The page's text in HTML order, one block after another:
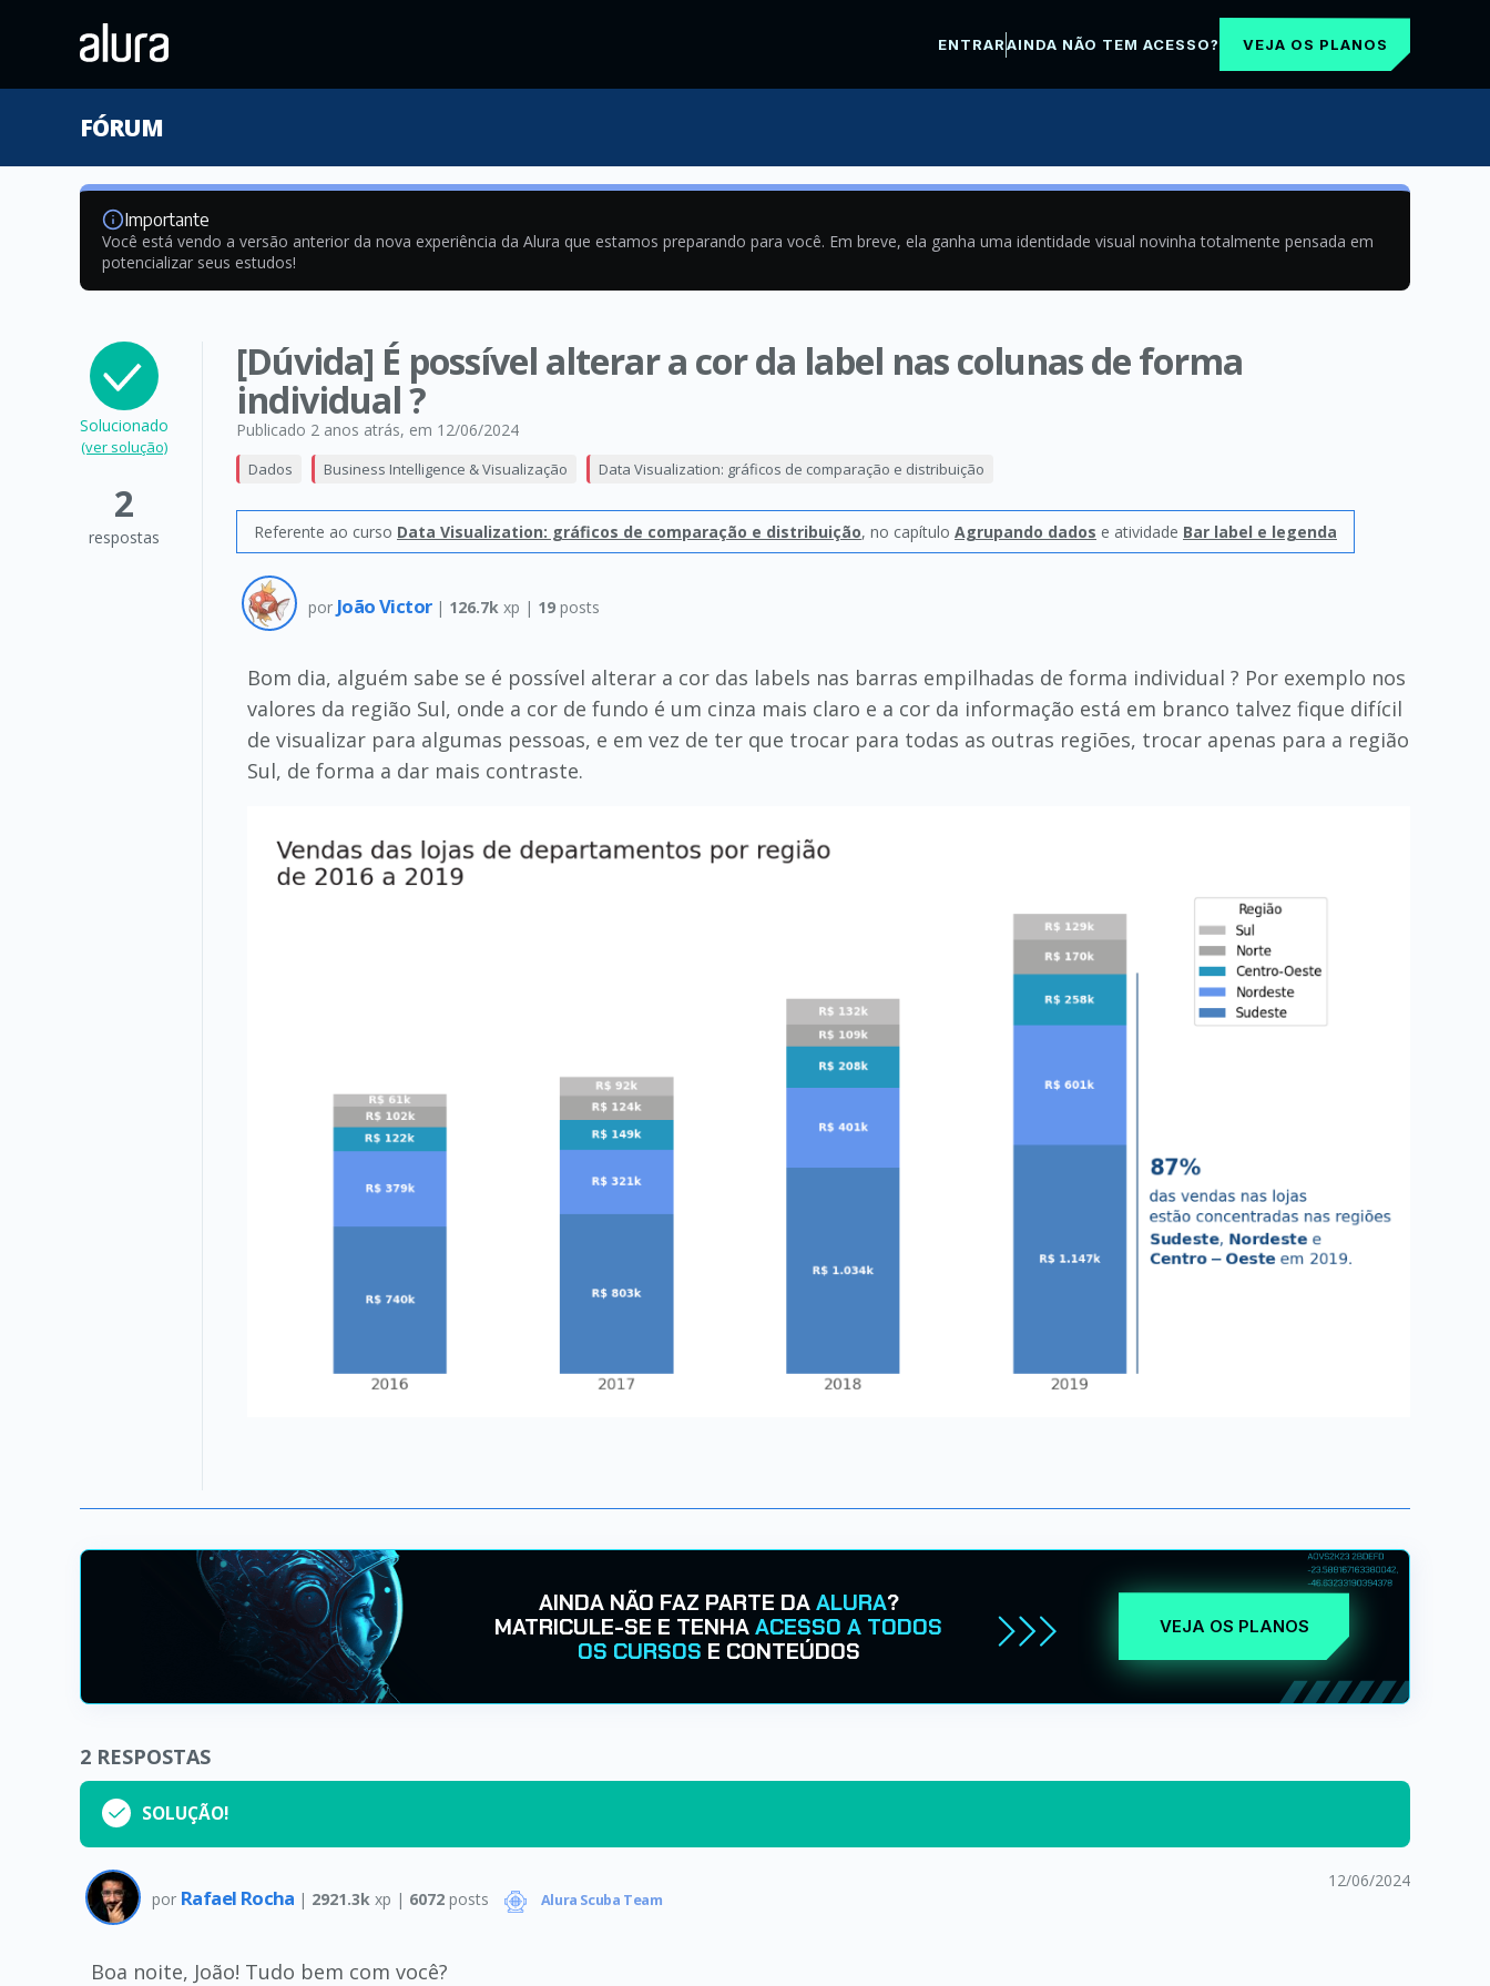
ENTRARAINDA NÃO TEM ACESSO? VEJA OS PLANOS
FÓRUM
Importante
Você está vendo a versão anterior da nova experiência da Alura que estamos preparando para você. Em breve, ela ganha uma identidade visual novinha totalmente pensada em
potencializar seus estudos!
Solucionado
(ver solução)
2
respostas
[Dúvida] É possível alterar a cor da label nas colunas de forma
individual ?
Publicado 2 anos atrás, em 12/06/2024
Dados Business Intelligence & Visualização Data Visualization: gráficos de comparação e distribuição
Referente ao curso Data Visualization: gráficos de comparação e distribuição, no capítulo Agrupando dados e atividade Bar label e legenda
por João Victor | 126.7k xp | 19posts
Bom dia, alguém sabe se é possível alterar a cor das labels nas barras empilhadas de forma individual ? Por exemplo nos
valores da região Sul, onde a cor de fundo é um cinza mais claro e a cor da informação está em branco talvez fique difícil
de visualizar para algumas pessoas, e em vez de ter que trocar para todas as outras regiões, trocar apenas para a região
Sul, de forma a dar mais contraste.
AINDA NÃO FAZ PARTE DAALURA?
MATRICULE-SE E TENHAACESSO A TODOS
OS CURSOS E CONTEÚDOS
VEJA OS PLANOS
2 RESPOSTAS
SOLUÇÃO!
por Rafael Rocha | 2921.3k xp | 6072 posts Alura Scuba Team
12/06/2024
Boa noite, João! Tudo bem com você?